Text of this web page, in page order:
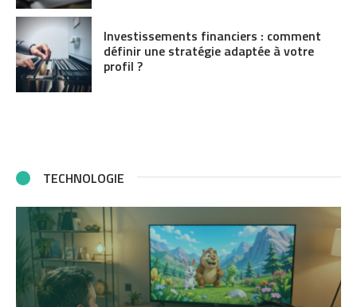
Investissements financiers : comment
définir une stratégie adaptée à votre
profil ?
TECHNOLOGIE